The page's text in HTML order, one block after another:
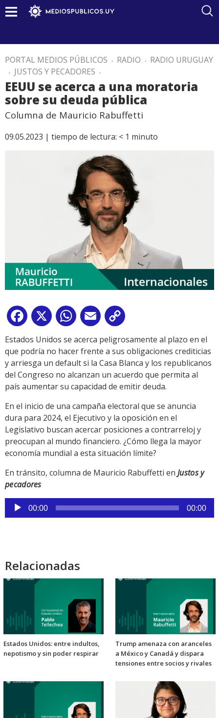
PORTAL MEDIOS PÚBLICOS . RADIO . RADIO URUGUAY
. JUSTOS Y PECADORES .
EEUU se acerca a una moratoria
sobre su deuda pública
Columna de Mauricio Rabuffetti
09.05.2023 | tiempo de lectura: < 1 minuto
Facebook
X WhatsApp
Email
Link
Estados Unidos se acerca peligrosamente al plazo en el
que podría no hacer frente a sus obligaciones crediticias
y arriesga un default si la Casa Blanca y los republicanos
del Congreso no alcanzan un acuerdo que permita al
país aumentar su capacidad de emitir deuda.
En el inicio de una campaña electoral que se anuncia
dura para 2024, el Ejecutivo y la oposición en el
Legislativo buscan acercar posiciones a contrarreloj y
preocupan al mundo financiero. ¿Cómo llega la mayor
economía mundial a esta situación límite?
En tránsito, columna de Mauricio Rabuffetti en Justos y
pecadores
Reproductor
de
00:00 00:00
Relacionadas
Estados Unidos: entre indultos,
nepotismo y sin poder respirar
Trump amenaza con aranceles
a México y Canadá y dispara
tensiones entre socios y rivales